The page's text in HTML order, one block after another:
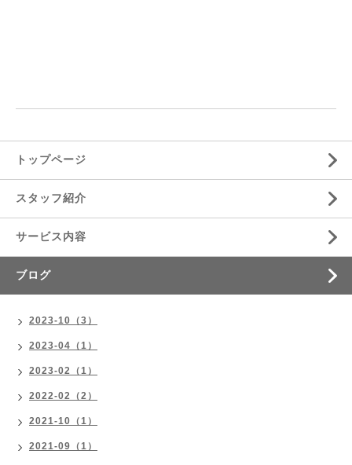
トップページ
スタッフ紹介
サービス内容
ブログ
2023-10（3）
2023-04（1）
2023-02（1）
2022-02（2）
2021-10（1）
2021-09（1）